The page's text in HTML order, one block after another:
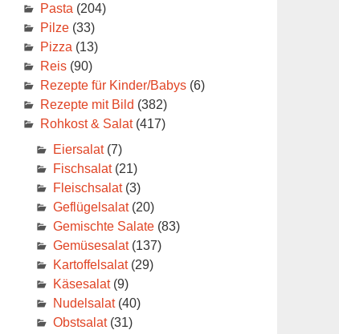
Pasta (204)
Pilze(33)
Pizza (13)
Reis(90)
Rezepte für Kinder/Babys(6)
Rezepte mit Bild (382)
Rohkost & Salat(417)
Eiersalat(7)
Fischsalat(21)
Fleischsalat(3)
Geflügelsalat(20)
Gemischte Salate(83)
Gemüsesalat(137)
Kartoffelsalat(29)
Käsesalat(9)
Nudelsalat(40)
Obstsalat(31)